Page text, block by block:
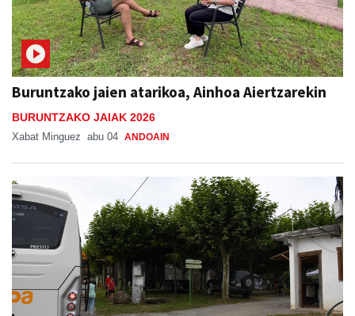
Buruntzako jaien atarikoa, Ainhoa Aiertzarekin
BURUNTZAKO JAIAK 2026
Xabat Minguez abu 04 ANDOAIN